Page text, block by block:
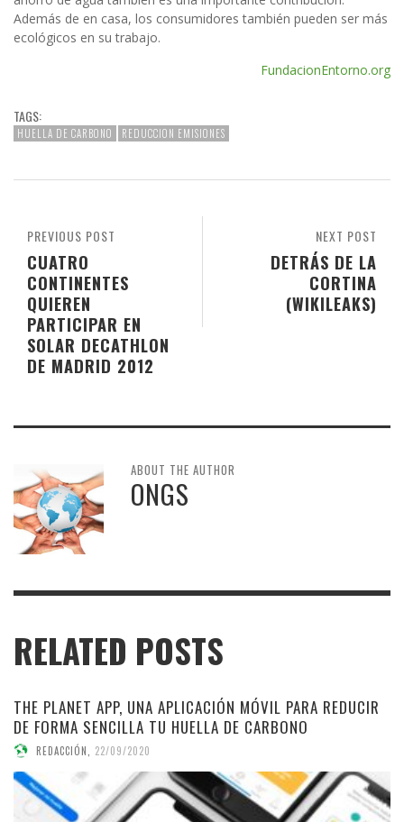
Además de en casa, los consumidores también pueden ser más
ecológicos en su trabajo.
FundacionEntorno.org
TAGS:
HUELLA DE CARBONO REDUCCION EMISIONES
NEXT POST
DETRÁS DE LA
CORTINA
(WIKILEAKS)
PREVIOUS POST
CUATRO
CONTINENTES
QUIEREN
PARTICIPAR EN
SOLAR DECATHLON
DE MADRID 2012
ABOUT THE AUTHOR
ONGS
RELATED POSTS
THE PLANET APP, UNA APLICACIÓN MÓVIL PARA REDUCIR
DE FORMA SENCILLA TU HUELLA DE CARBONO
REDACCIÓN 22/09/2020